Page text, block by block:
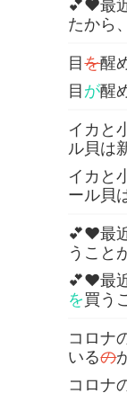
💕❤最
たから
目を醒
目が醒
イカと
ル貝は
イカと
ール貝
💕❤最
うこと
💕❤最
を買う
コロナ
いるの
コロナ